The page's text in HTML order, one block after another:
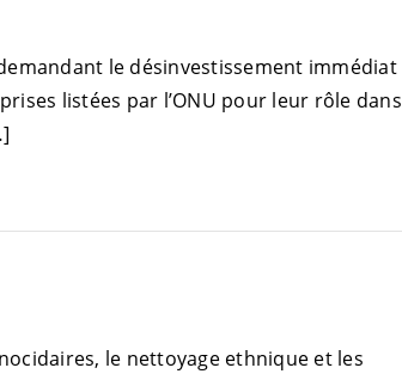
le désinvestissement immédiat
listées par l’ONU pour leur rôle dans
le nettoyage ethnique et les